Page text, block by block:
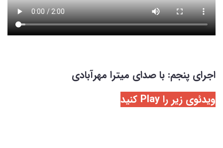
اجرای پنجم: با صدای میترا مهرآبادی
ویدئوی زیر را Play کنید